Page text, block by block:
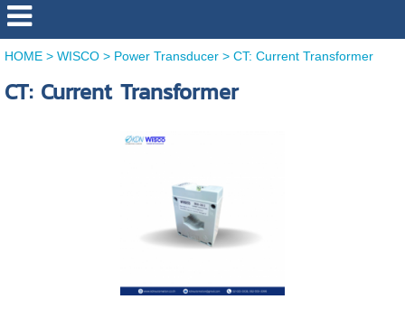
HOME> WISCO> Power Transducer> CT: Current Transformer
CT: Current Transformer